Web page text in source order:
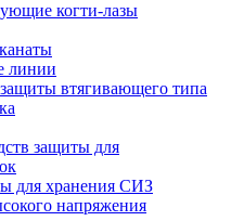
когти-лазы
линии
втягивающего типа
защиты для
для хранения СИЗ
напряжения